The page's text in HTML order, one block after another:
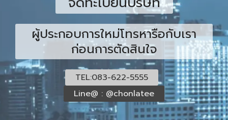
ผู้ประกอบการใหม่โทรหารือกับเรา
ก่อนการตัดสินใจ
TEL:083-622-5555
Line@ : @chonlatee